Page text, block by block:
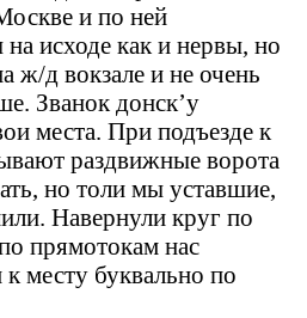
и по ней
исходе как и нервы, но
ж/д вокзале и не очень
Званок донск’у
места. При подъезде к
раздвижные ворота
но толи мы уставшие,
Навернули круг по
прямотокам нас
месту буквально по